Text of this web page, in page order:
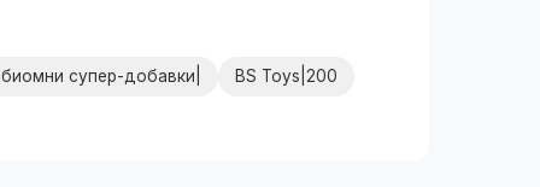
супер-добавки| BS Toys|200